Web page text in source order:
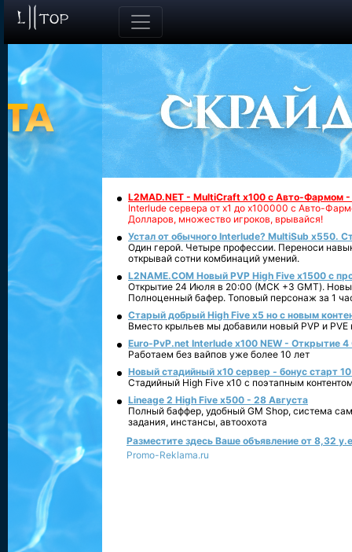
L2MAD.NET - MultiCraft x100 с Авто-Фармом
Interlude сервера от х1 до х100000 с Авто-
Долларов, множество игроков, врывайся!
Устал от обычного Interlude? MultiSub x550.
Один герой. Четыре профессии. Переноси
открывай сотни комбинаций умений.
L2NAME.COM Новый PVP High Five x1500 с
Открытие 24 Июля в 20:00 (МСК +3 GMT).
Полноценный бафер. Топовый персонаж за 1
Старый добрый High Five x5 но с новым
Вместо крыльев мы добавили новый PVP и PVE
Euro-PvP.net Interlude х100 NEW - Открытие 4
Работаем без вайпов уже более 10 лет
Новый стадийный х10 сервер - бонус старт
Стадийный High Five x10 с поэтапным
Lineage 2 High Five x500 - 28 Августа
Полный баффер, удобный GM Shop, система
задания, инстансы, автоохота
Разместите здесь Ваше объявление от 8,32
Promo-Reklama.ru